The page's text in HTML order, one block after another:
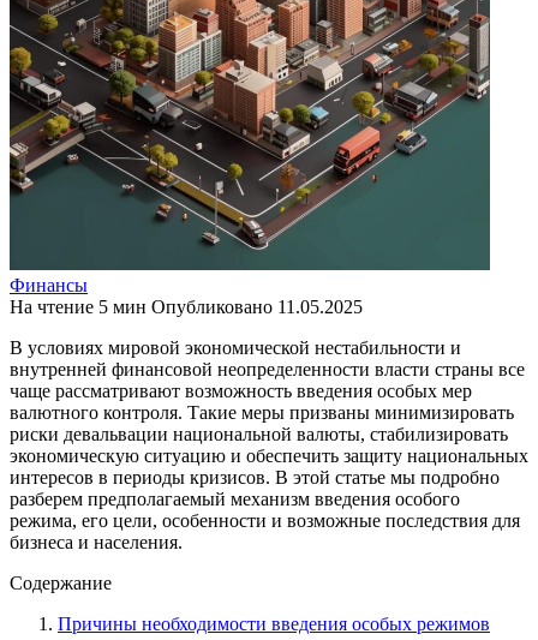
Финансы
На чтение 5 мин Опубликовано 11.05.2025
В условиях мировой экономической нестабильности и
внутренней финансовой неопределенности власти страны все
чаще рассматривают возможность введения особых мер
валютного контроля. Такие меры призваны минимизировать
риски девальвации национальной валюты, стабилизировать
экономическую ситуацию и обеспечить защиту национальных
интересов в периоды кризисов. В этой статье мы подробно
разберем предполагаемый механизм введения особого
режима, его цели, особенности и возможные последствия для
бизнеса и населения.
Содержание
Причины необходимости введения особых режимов